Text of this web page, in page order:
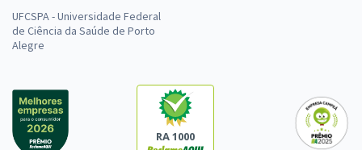
UFCSPA - Universidade Federal
de Ciência da Saúde de Porto
Alegre
RA 1000